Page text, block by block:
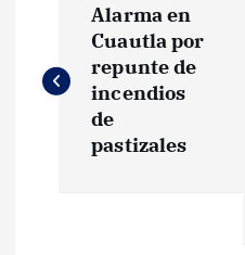
v
Alarma en
Cuautla por
repunte de
incendios
de
pastizales